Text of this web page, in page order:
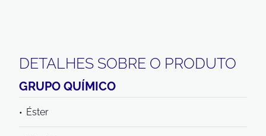
DETALHES SOBRE O PRODUTO
GRUPO QUÍMICO
Éster